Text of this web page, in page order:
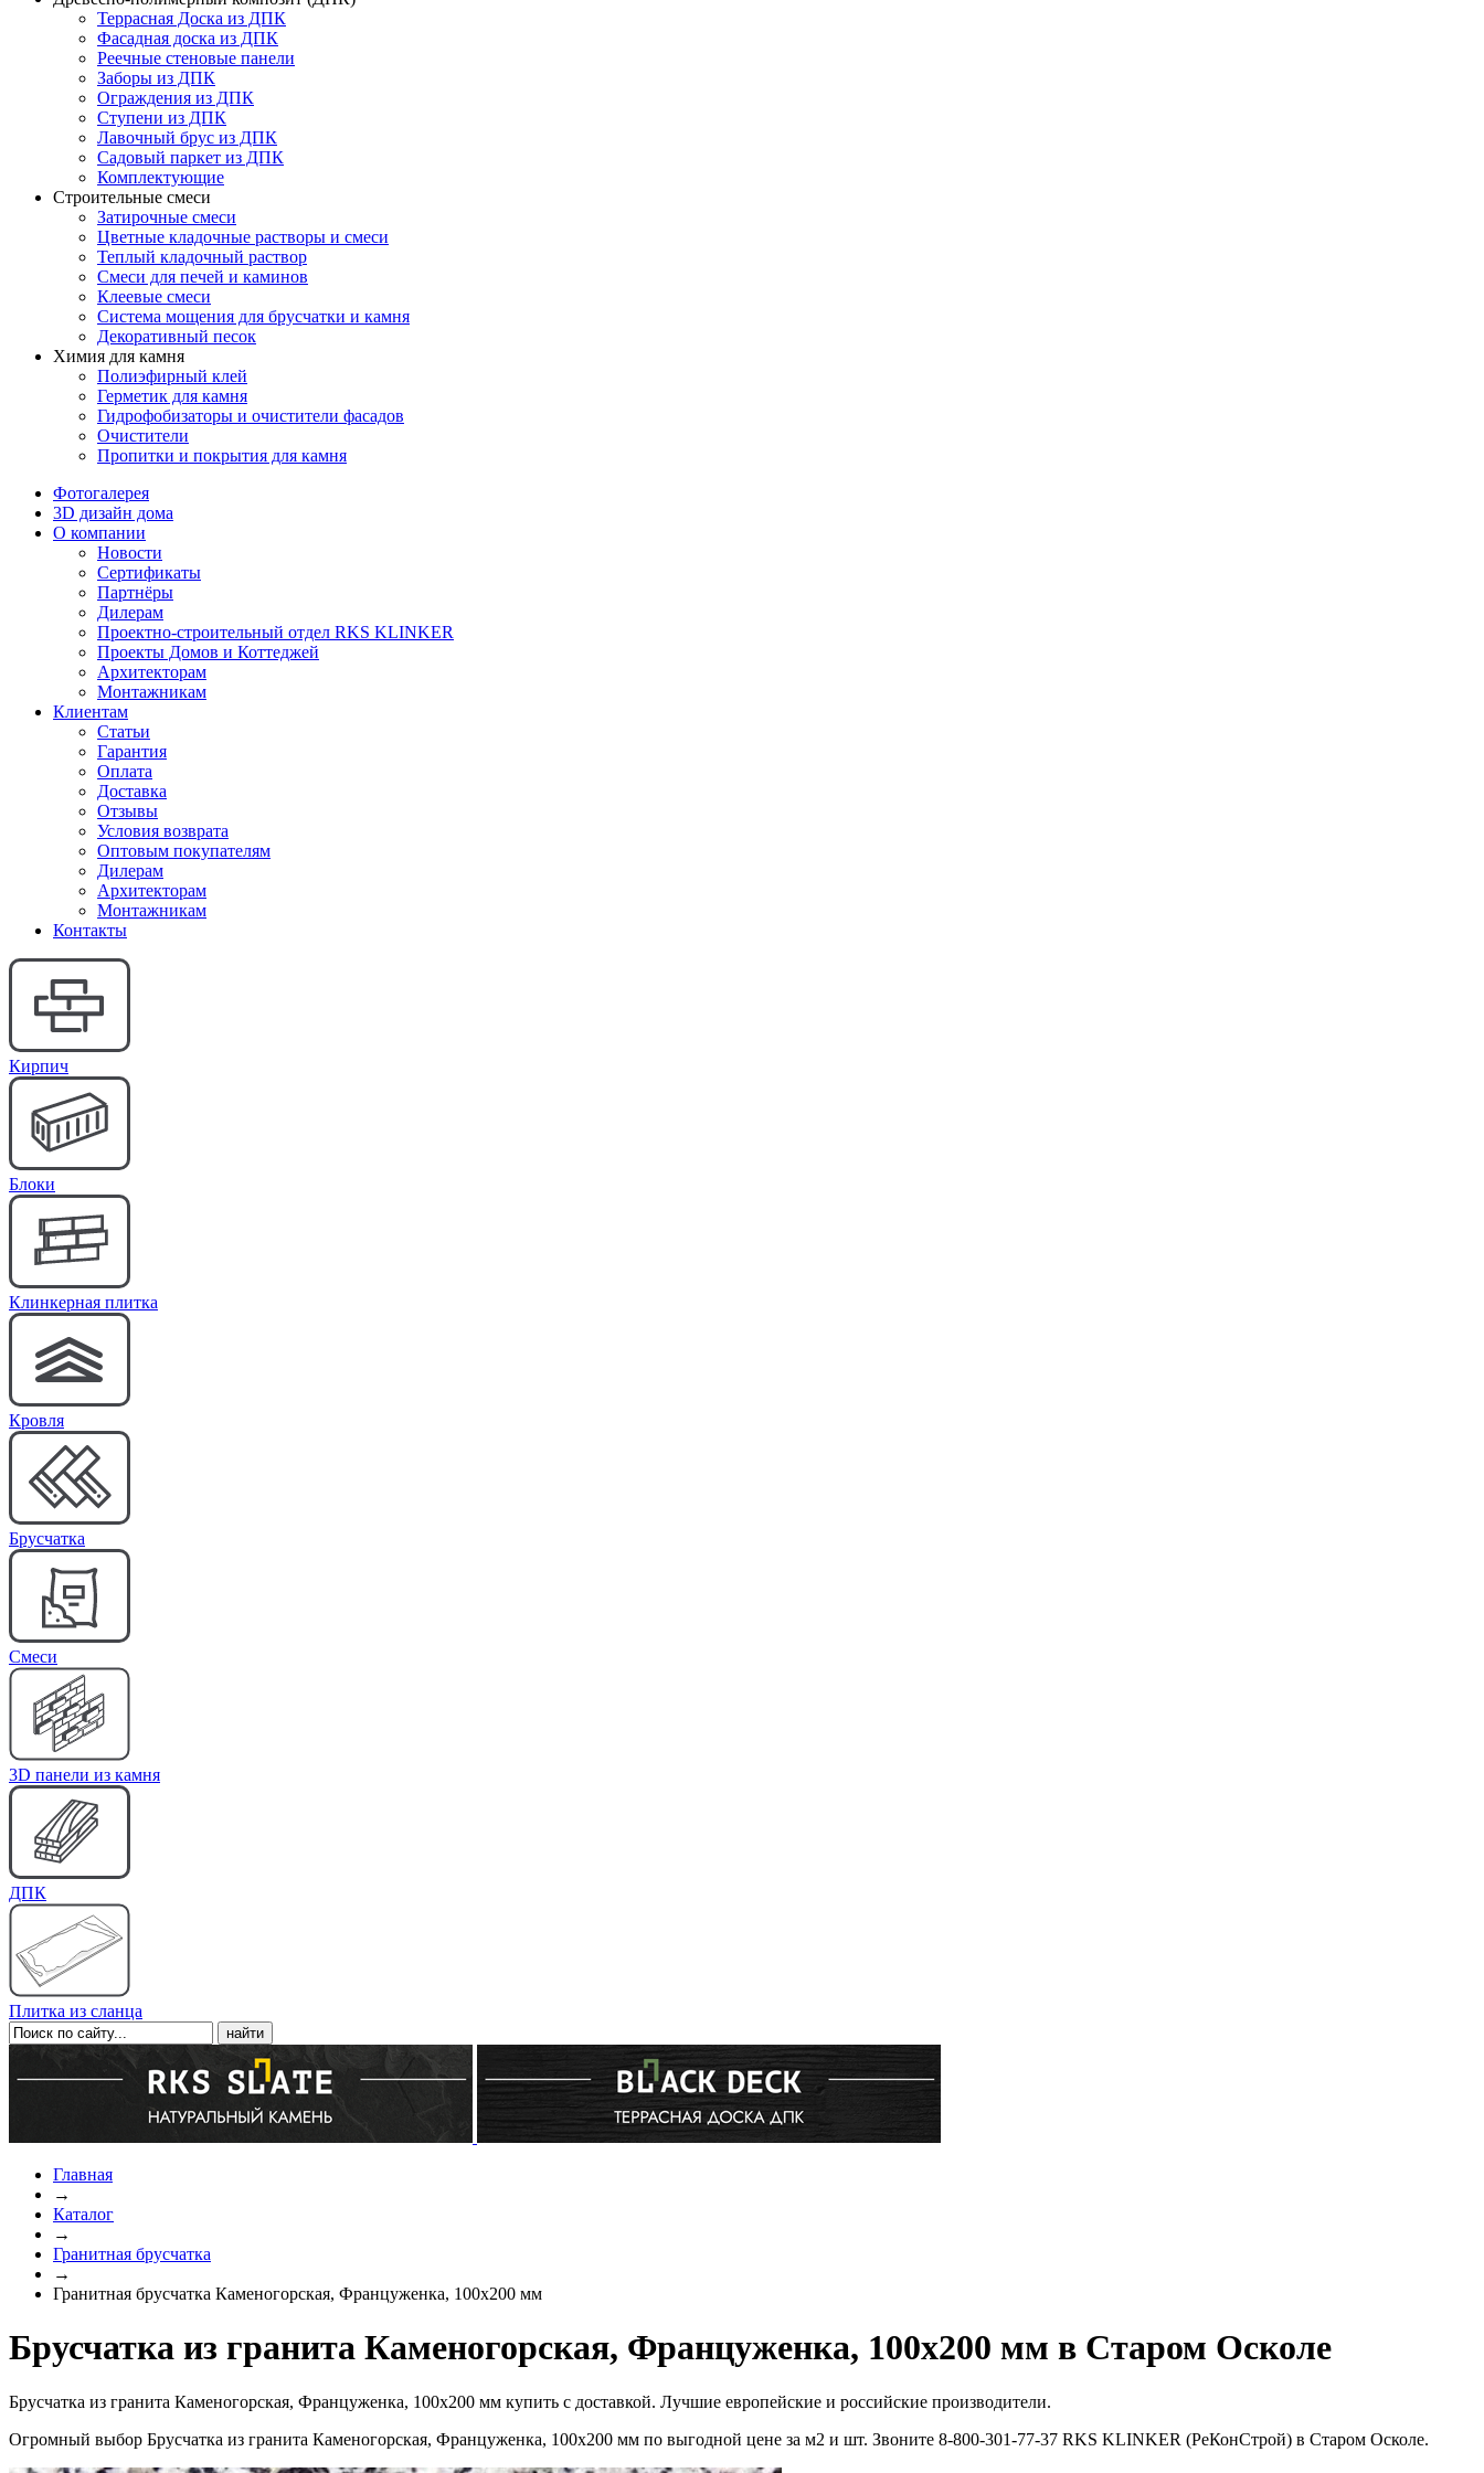
Террасная Доска из ДПК
Фасадная доска из ДПК
Реечные стеновые панели
Заборы из ДПК
Ограждения из ДПК
Ступени из ДПК
Лавочный брус из ДПК
Садовый паркет из ДПК
Комплектующие
Строительные смеси
Затирочные смеси
Цветные кладочные растворы и смеси
Теплый кладочный раствор
Смеси для печей и каминов
Клеевые смеси
Система мощения для брусчатки и камня
Декоративный песок
Химия для камня
Полиэфирный клей
Герметик для камня
Гидрофобизаторы и очистители фасадов
Очистители
Пропитки и покрытия для камня
Фотогалерея
3D дизайн дома
О компании
Новости
Сертификаты
Партнёры
Дилерам
Проектно-строительный отдел RKS KLINKER
Проекты Домов и Коттеджей
Архитекторам
Монтажникам
Клиентам
Статьи
Гарантия
Оплата
Доставка
Отзывы
Условия возврата
Оптовым покупателям
Дилерам
Архитекторам
Монтажникам
Контакты
Кирпич
Блоки
Клинкерная плитка
Кровля
Брусчатка
Cмеси
3D панели из камня
ДПК
Плитка из сланца
Главная
→
Каталог
→
Гранитная брусчатка
→
Гранитная брусчатка Каменогорская, Француженка, 100x200 мм
Брусчатка из гранита Каменогорская, Француженка, 100x200 мм в Старом Осколе
Брусчатка из гранита Каменогорская, Француженка, 100x200 мм купить с доставкой. Лучшие европейские и российские производители.
Огромный выбор Брусчатка из гранита Каменогорская, Француженка, 100x200 мм по выгодной цене за м2 и шт. Звоните 8-800-301-77-37 RKS KLINKER (РеКонСтрой) в Старом Осколе.